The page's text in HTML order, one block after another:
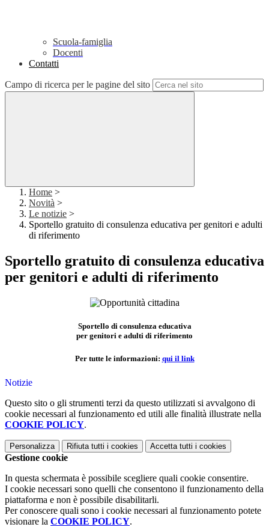
Scuola-famiglia
Docenti
Contatti
Campo di ricerca per le pagine del sito
Home >
Novità >
Le notizie >
Sportello gratuito di consulenza educativa per genitori e adulti
di riferimento
Sportello gratuito di consulenza educativa
per genitori e adulti di riferimento
Sportello di consulenza educativa
per genitori e adulti di riferimento
Per tutte le informazioni: qui il link
Notizie
Questo sito o gli strumenti terzi da questo utilizzati si avvalgono di
cookie necessari al funzionamento ed utili alle finalità illustrate nella
COOKIE POLICY.
Personalizza Rifiuta tutti i cookies Accetta tutti i cookies
Gestione cookie
In questa schermata è possibile scegliere quali cookie consentire.
I cookie necessari sono quelli che consentono il funzionamento della
piattaforma e non è possibile disabilitarli.
Per conoscere quali sono i cookie necessari al funzionamento potete
visionare la COOKIE POLICY.